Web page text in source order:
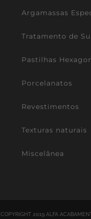
Argamassas
Tratamento de
Pastilhas
Porcelanatos
Revestimentos
Texturas naturais
Miscelânea
COPYRIGHT 2019 ALFA